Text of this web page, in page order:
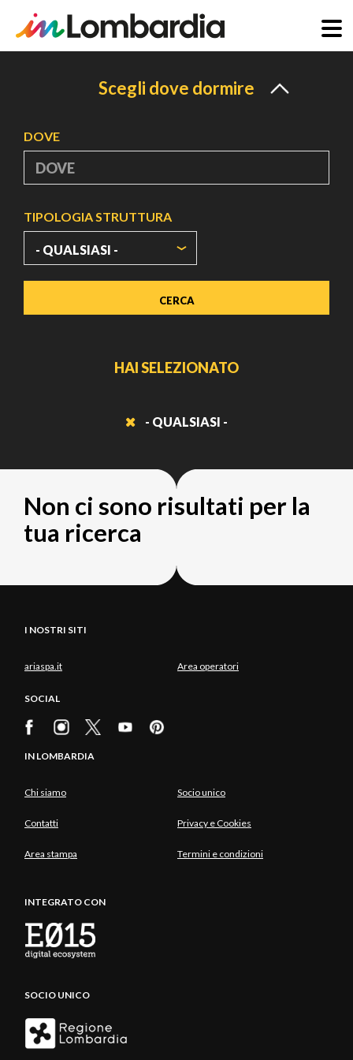
Scegli dove dormire
DOVE
TIPOLOGIA STRUTTURA
HAI SELEZIONATO
- QUALSIASI -
Non ci sono risultati per la
tua ricerca
I NOSTRI SITI
ariaspa.it Area operatori
SOCIAL
IN LOMBARDIA
Chi siamo Socio unico
Contatti Privacy e Cookies
Area stampa Termini e condizioni
INTEGRATO CON
SOCIO UNICO